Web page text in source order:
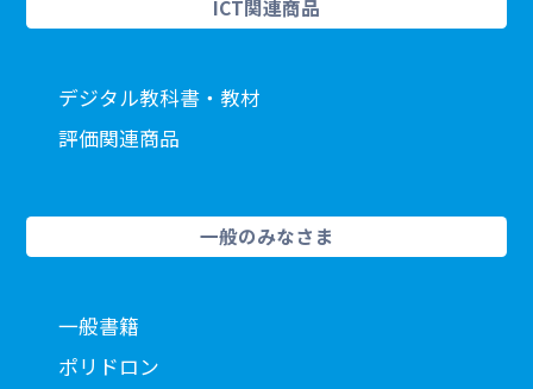
ICT関連商品
デジタル教科書・教材
評価関連商品
一般のみなさま
一般書籍
ポリドロン